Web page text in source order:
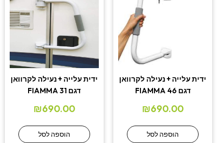
ידית עלייה + נעילה לקרוואן
דגם 46 FIAMMA
₪690.00
הוספה לסל
ידית עלייה + נעילה לקרוואן
דגם 31 FIAMMA
₪690.00
הוספה לסל